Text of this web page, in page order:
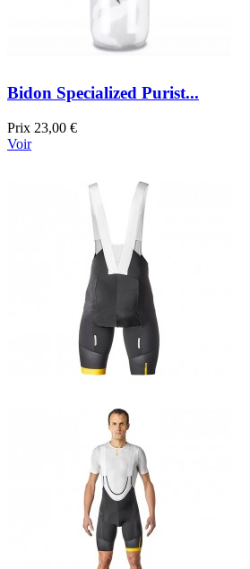
Bidon Specialized Purist...
Prix 23,00 €
Voir